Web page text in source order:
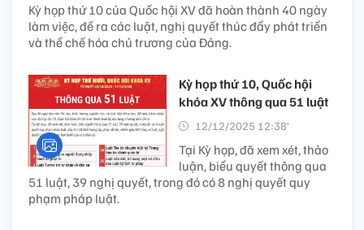
Kỳ họp thứ 10 của Quốc hội XV đã hoàn thành 40 ngày
làm việc, đề ra các luật, nghị quyết thúc đẩy phát triển
và thể chế hóa chủ trương của Đảng.
Kỳ họp thứ 10, Quốc hội
khóa XV thông qua 51 luật
12/12/2025 12:38’
Tại Kỳ họp, đã xem xét, thảo
luận, biểu quyết thông qua
51 luật, 39 nghị quyết, trong đó có 8 nghị quyết quy
phạm pháp luật.